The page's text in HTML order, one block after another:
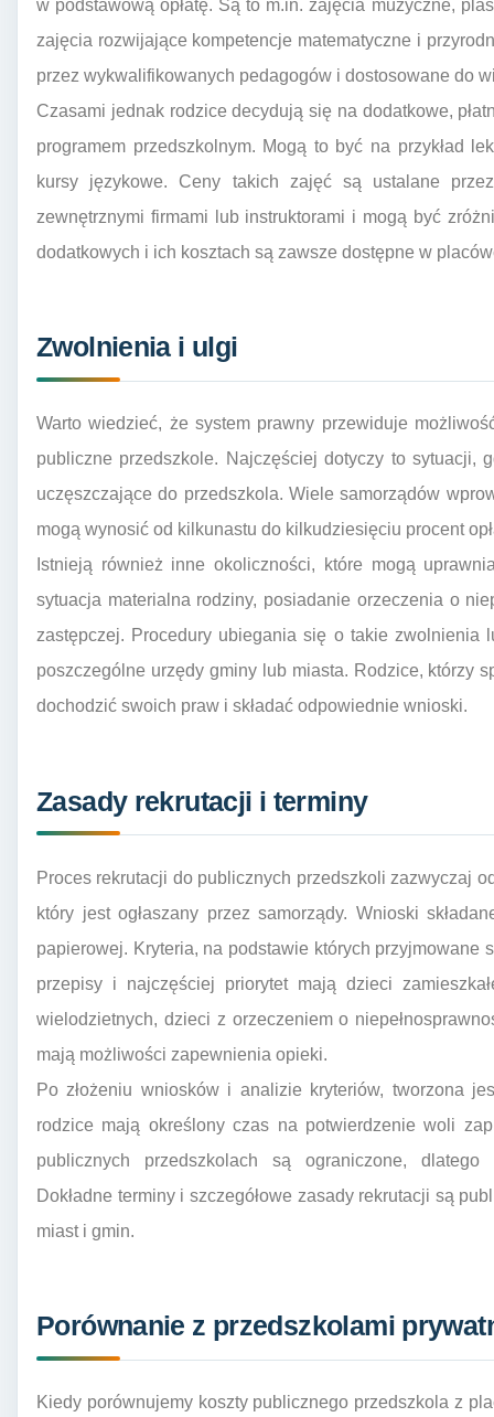
w podstawową opłatę. Są to m.in. zajęcia muzyczne,
zajęcia rozwijające kompetencje matematyczne i
przez wykwalifikowanych pedagogów i dostosowane do
Czasami jednak rodzice decydują się na dodatkowe,
programem przedszkolnym. Mogą to być na przykład
kursy językowe. Ceny takich zajęć są ustalane
zewnętrznymi firmami lub instruktorami i mogą być
dodatkowych i ich kosztach są zawsze dostępne w
Zwolnienia i ulgi
Warto wiedzieć, że system prawny przewiduje
publiczne przedszkole. Najczęściej dotyczy to
uczęszczające do przedszkola. Wiele samorządów
mogą wynosić od kilkunastu do kilkudziesięciu procent
Istnieją również inne okoliczności, które mogą
sytuacja materialna rodziny, posiadanie orzeczenia o
zastępczej. Procedury ubiegania się o takie
poszczególne urzędy gminy lub miasta. Rodzice, którzy
dochodzić swoich praw i składać odpowiednie wnioski.
Zasady rekrutacji i terminy
Proces rekrutacji do publicznych przedszkoli zazwyczaj
który jest ogłaszany przez samorządy. Wnioski
papierowej. Kryteria, na podstawie których przyjmowane
przepisy i najczęściej priorytet mają dzieci
wielodzietnych, dzieci z orzeczeniem o
mają możliwości zapewnienia opieki.
Po złożeniu wniosków i analizie kryteriów, tworzona
rodzice mają określony czas na potwierdzenie woli
publicznych przedszkolach są ograniczone, dlatego
Dokładne terminy i szczegółowe zasady rekrutacji są
miast i gmin.
Porównanie z przedszkolami
Kiedy porównujemy koszty publicznego przedszkola z